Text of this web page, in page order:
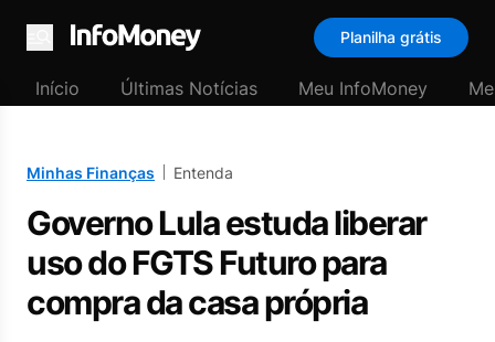
Menu
Planilha grátis
Início Últimas Notícias Meu InfoMoney
Minhas Finanças Entenda
Governo Lula estuda liberar
uso do FGTS Futuro para
compra da casa própria